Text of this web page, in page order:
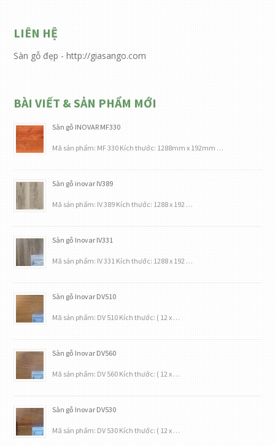
LIÊN HỆ
Sàn gỗ đẹp - http://giasango.com
BÀI VIẾT & SẢN PHẨM MỚI
Sàn gỗ INOVAR MF330
Mã sản phẩm: MF 330 Kích thước: 1288mm x 192mm …
Sàn gỗ inovar IV389
Mã sản phẩm: IV 389 Kích thước: 1288 x 192 …
Sàn gỗ Inovar IV331
Mã sản phẩm: IV 331 Kích thước: 1288 x 192 …
Sàn gỗ Inovar DV510
Mã sản phẩm: DV 510 Kích thước: ( 12 x …
Sàn gỗ Inovar DV560
Mã sản phẩm: DV 560 Kích thước: ( 12 x …
Sàn gỗ Inovar DV530
Mã sản phẩm: DV 530 Kích thước: ( 12 x …